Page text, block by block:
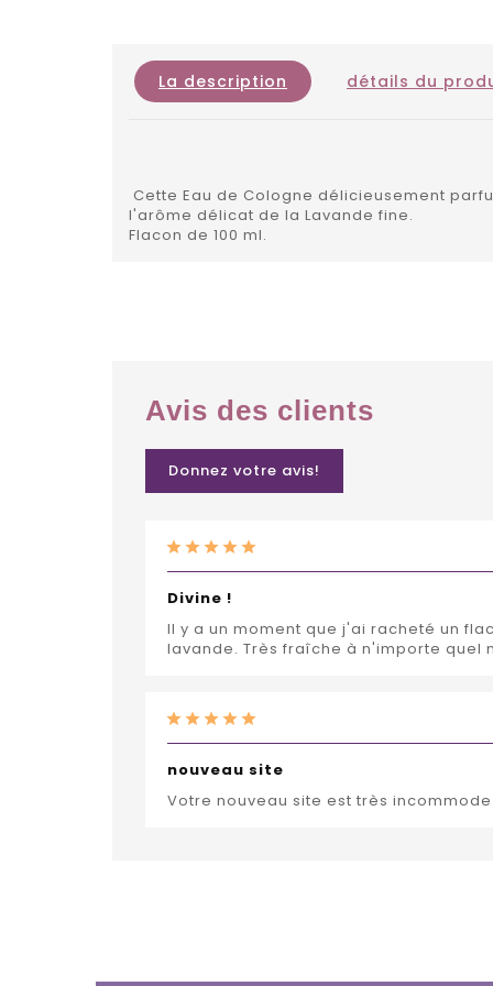
La description détails du
Cette Eau de Cologne délicieusement
l'arôme délicat de la Lavande fine.
Flacon de 100 ml.
Avis des clients
Donnez votre avis!
Divine !
Il y a un moment que j'ai racheté un
lavande. Très fraîche à n'importe quel
nouveau site
Votre nouveau site est très incommode